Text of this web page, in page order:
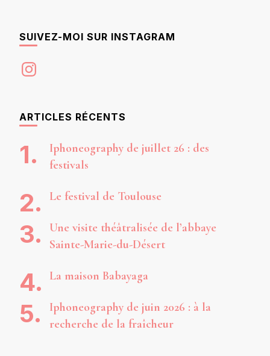
SUIVEZ-MOI SUR INSTAGRAM
Instagram
ARTICLES RÉCENTS
Iphoneography de juillet 26 : des
festivals
Le festival de Toulouse
Une visite théâtralisée de l’abbaye
Sainte-Marie-du-Désert
La maison Babayaga
Iphoneography de juin 2026 : à la
recherche de la fraîcheur